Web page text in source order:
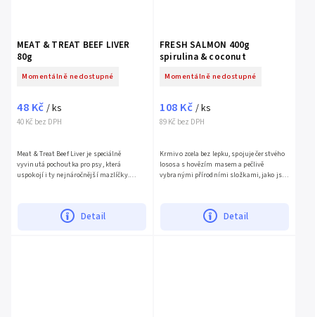
MEAT & TREAT BEEF LIVER
80g
Momentálně nedostupné
40 Kč bez DPH
48 Kč / ks
Detail
Meat & Treat Beef Liver je speciálně
vyvinutá pochoutka pro psy, která
uspokojí i ty nejnáročnější mazlíčky.
FRESH SALMON 400g
spirulina & coconut
Momentálně nedostupné
89 Kč bez DPH
108 Kč / ks
Detail
Krmivo zcela bez lepku, spojuje čerstvého
lososa s hovězím masem a pečlivě
vybranými přírodními složkami, jako jsou